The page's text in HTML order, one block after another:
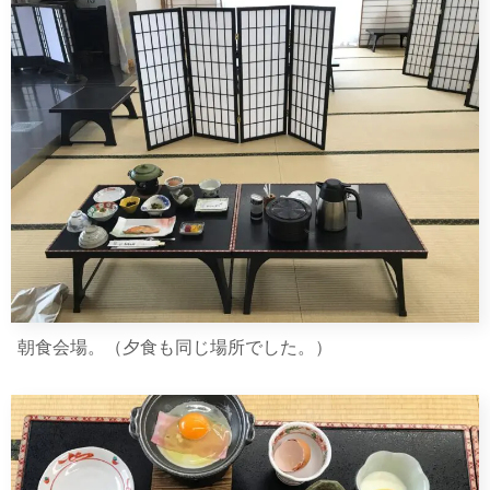
朝食会場。（夕食も同じ場所でした。）